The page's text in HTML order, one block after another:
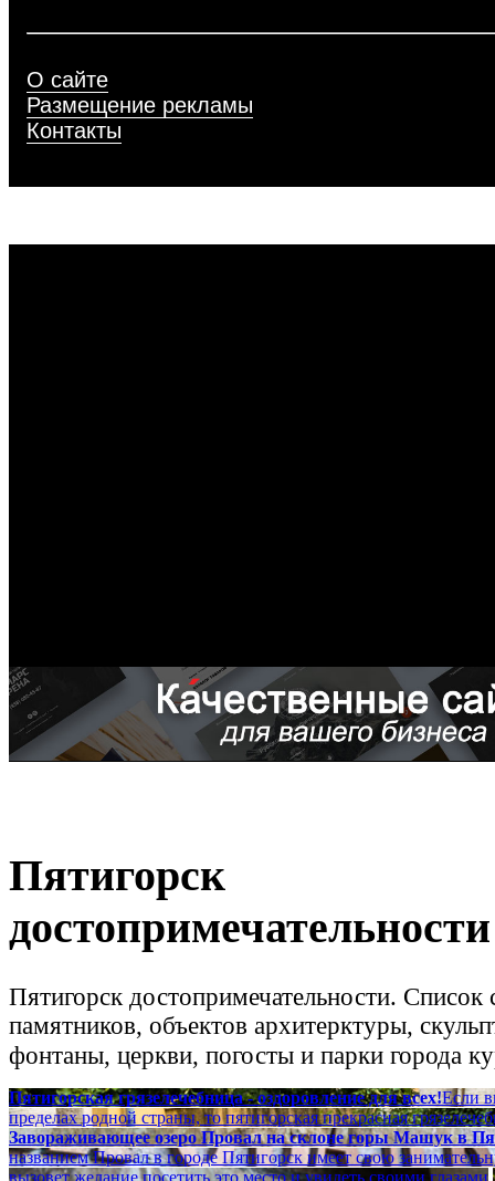
О сайте
Размещение рекламы
Контакты
Пятигорск
достопримечательности
Пятигорск достопримечательности.
памятников, объектов архитерктуры,
фонтаны, церкви, погосты и парки города
Пятигорская грязелечебница - оздоровление для всех!Если
пределах родной страны, то пятигорская прекрасная
Завораживающее озеро Провал на склоне горы Машук в
названием Провал в городе Пятигорск имеет свою
вызовет желание посетить это место и увидеть своими глазами